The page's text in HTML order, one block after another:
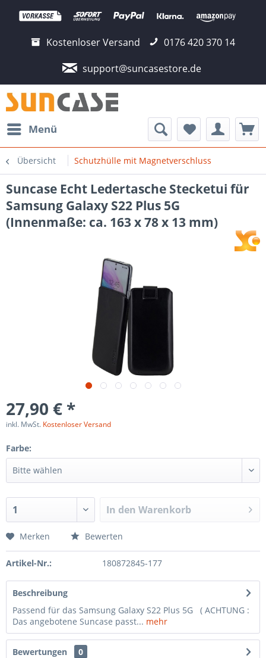
Kostenloser Versand
0176 420 370 14
support@suncasestore.de
Menü
Übersicht Schutzhülle mit Magnetverschluss
Suncase Echt Ledertasche Stecketui für
Samsung Galaxy S22 Plus 5G
(Innenmaße: ca. 163 x 78 x 13 mm)
27,90 € *
inkl. MwSt. Kostenloser Versand
Farbe:
In den Warenkorb
Merken Bewerten
Artikel-Nr.: 180872845-177
Beschreibung
Passend für das Samsung Galaxy S22 Plus 5G ( ACHTUNG :
Das angebotene Suncase passt... mehr
Bewertungen
0